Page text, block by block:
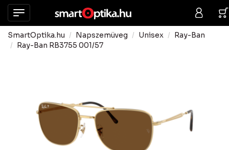
SmartOptika.hu Napszemüveg Unisex
Ray-Ban
Ray-Ban RB3755 001/57